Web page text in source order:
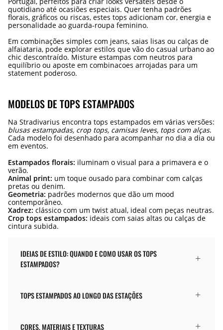
quotidiano até ocasiões especiais. Quer tenha padrões
florais, gráficos ou riscas, estes tops adicionam cor, energia e
personalidade ao guarda-roupa feminino.
Em combinações simples com jeans, saias lisas ou calças de
alfaiataria, pode explorar estilos que vão do casual urbano ao
chic descontraído. Misture estampas com neutros para
equilíbrio ou aposte em combinacoes arrojadas para um
statement poderoso.
MODELOS DE TOPS ESTAMPADOS
Na Stradivarius encontra tops estampados em várias versões:
blusas estampadas, crop tops, camisas leves, tops com alças.
Cada modelo foi desenhado para acompanhar no dia a dia ou
em eventos.
Estampados florais: iluminam o visual para a primavera e o
verão.
Animal print: um toque ousado para combinar com calças
pretas ou denim.
Geometria: padrões modernos que dão um mood
contemporâneo.
Xadrez: clássico com um twist atual, ideal com peças neutras.
Crop tops estampados: ideais com saias altas ou calças de
cintura subida.
IDEIAS DE ESTILO: QUANDO E COMO USAR OS TOPS
ESTAMPADOS?
TOPS ESTAMPADOS AO LONGO DAS ESTAÇÕES
CORES, MATERIAIS E TEXTURAS